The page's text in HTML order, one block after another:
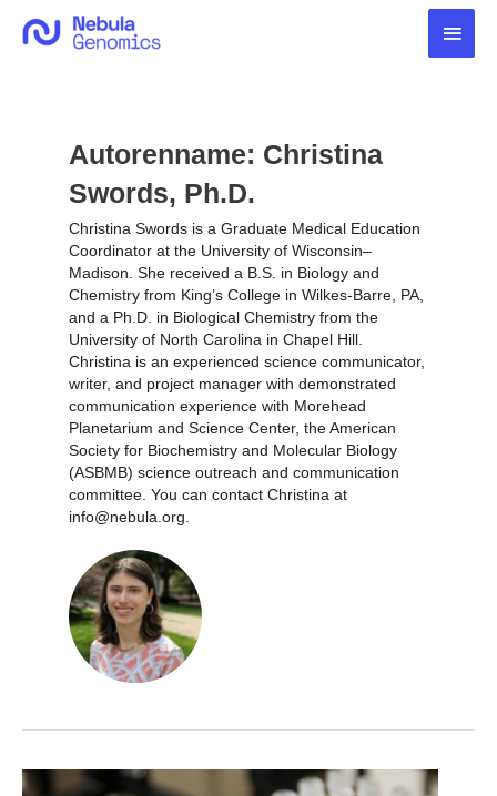
Inhalt
Autorenname: Christina
Swords, Ph.D.
Christina Swords is a Graduate Medical Education
Coordinator at the University of Wisconsin–
Madison. She received a B.S. in Biology and
Chemistry from King’s College in Wilkes-Barre, PA,
and a Ph.D. in Biological Chemistry from the
University of North Carolina in Chapel Hill.
Christina is an experienced science communicator,
writer, and project manager with demonstrated
communication experience with Morehead
Planetarium and Science Center, the American
Society for Biochemistry and Molecular Biology
(ASBMB) science outreach and communication
committee. You can contact Christina at
info@nebula.org.